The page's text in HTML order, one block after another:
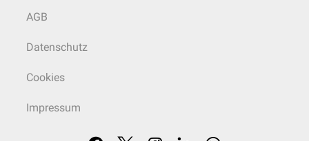
AGB
Datenschutz
Cookies
Impressum